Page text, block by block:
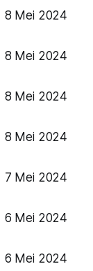
8 Mei 2024
8 Mei 2024
8 Mei 2024
8 Mei 2024
7 Mei 2024
6 Mei 2024
6 Mei 2024